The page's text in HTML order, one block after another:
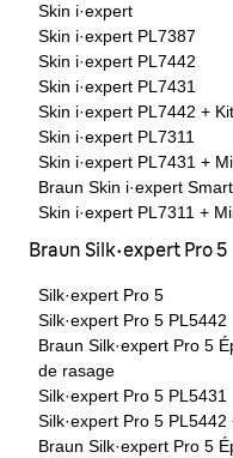
Skin i·expert
Skin i·expert PL7387
Skin i·expert PL7442
Skin i·expert PL7431
Skin i·expert PL7442 +
Skin i·expert PL7311
Skin i·expert PL7431 +
Braun Skin i·expert
Skin i·expert PL7311 +
Braun Silk·expert Pro 5
Silk·expert Pro 5
Silk·expert Pro 5 PL5442
Braun Silk·expert Pro 5
de rasage
Silk·expert Pro 5 PL5431
Silk·expert Pro 5
Braun Silk·expert Pro 5